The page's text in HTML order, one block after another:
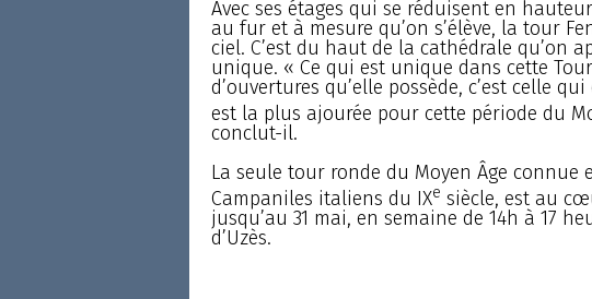
Avec ses étages qui se réduisent en
au fur et à mesure qu’on s’élève, la tour
ciel. C’est du haut de la cathédrale qu’on
unique. « Ce qui est unique dans cette
d’ouvertures qu’elle possède, c’est celle
est la plus ajourée pour cette période du
conclut-il.
La seule tour ronde du Moyen Âge connue
Campaniles italiens du IXe siècle, est au
jusqu’au 31 mai, en semaine de 14h à 17
d’Uzès.